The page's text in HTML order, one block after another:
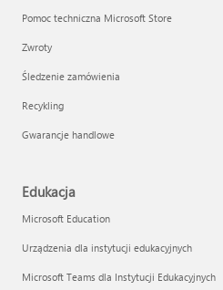
Pomoc techniczna Microsoft Store
Zwroty
Śledzenie zamówienia
Recykling
Gwarancje handlowe
Edukacja
Microsoft Education
Urządzenia dla instytucji edukacyjnych
Microsoft Teams dla Instytucji Edukacyjnych